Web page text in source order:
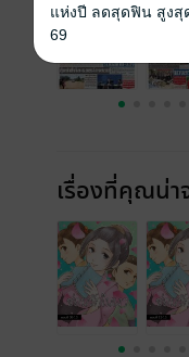
เรื่องที่คุณน่า
แห่งปี ลดสุดฟิน สูงสุ
69